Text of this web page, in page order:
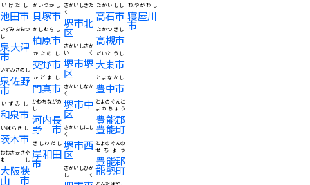
池田市
いけだし
泉大津
市
いずみおおつ
し
泉佐野
市
いずみさのし
和泉市
いずみし
茨木市
いばらきし
大阪狭
山市
おおさかさや
まし
貝塚市
かいづかし
柏原市
かしわらし
交野市
かたのし
門真市
かどまし
河内長
野市
かわちながの
し
岸和田
市
きしわだし
堺市北
区
さかいしきた
く
堺市堺
区
さかいしさか
いく
堺市中
区
さかいしなか
く
堺市西
区
さかいしにし
く
さかいしひが
しく
高石市
たかいしし
高槻市
たかつきし
大東市
だいとうし
豊中市
とよなかし
豊能郡
豊能町
とよのぐんと
よのちょう
豊能郡
能勢町
とよのぐんの
せちょう
とんだばやし
寝屋川
市
ねやがわし